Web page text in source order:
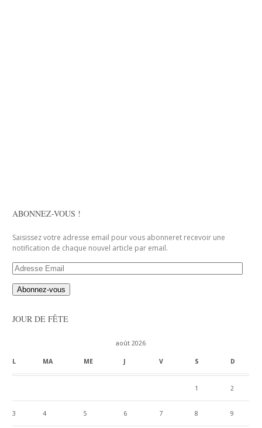
ABONNEZ-VOUS !
Saisissez votre adresse email pour vous abonneret recevoir une
notification de chaque nouvel article par email.
Adresse
Email
JOUR DE FÊTE
août 2026
L MA ME J V S D
1 2
3 4 5 6 7 8 9